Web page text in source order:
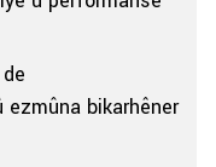
ezmûna bikarhêner